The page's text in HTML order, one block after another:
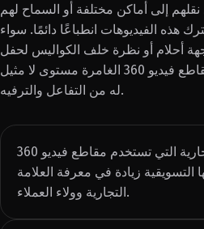
إلى أماكن مختلفة أو السماح لهم
هذه الفيديوهات انطباعًا دائمًا. سواء
أحلام أو نظرة خلف الكواليس لحفل
موسيقي مباشر، توفر مقاطع فيديو 360 الغامرة مستوى لا مثيل
له من التفاعل والترفيه.
شهدت العلامات التجارية التي تستخدم مقاطع فيديو 360
التسويقية زيادة في معرفة العلامة
التجارية وولاء العملاء.